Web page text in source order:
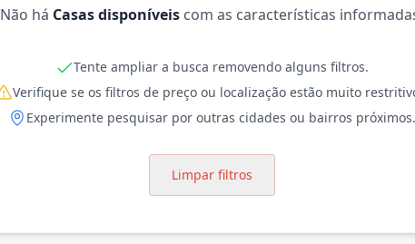
Não há Casas disponíveis com as características
Tente ampliar a busca removendo alguns filtros.
Verifique se os filtros de preço ou localização estão muito
Experimente pesquisar por outras cidades ou bairros próximos.
Limpar filtros